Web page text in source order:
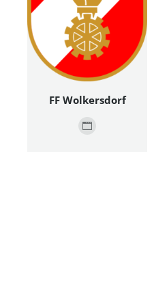
FF Wolkersdorf
Persönlicher